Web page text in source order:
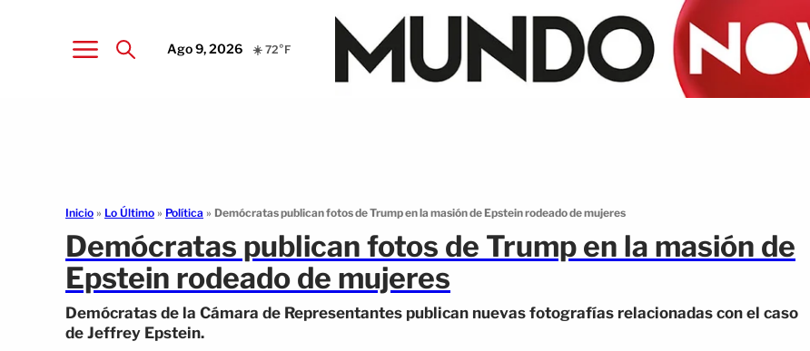
Ago 9, 2026 ☀️ 72°F
Inicio » Lo Último » Política » Demócratas publican fotos de Trump en la masión de Epstein rodeado de mujeres
Demócratas publican fotos de Trump en la masión de
Epstein rodeado de mujeres
Demócratas de la Cámara de Representantes publican nuevas fotografías relacionadas con el caso
de Jeffrey Epstein.